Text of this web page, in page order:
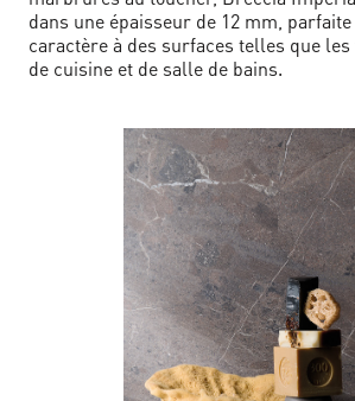
dans une épaisseur de 12 mm,
caractère à des surfaces telles que
de cuisine et de salle de bains.